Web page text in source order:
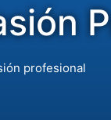
profesional